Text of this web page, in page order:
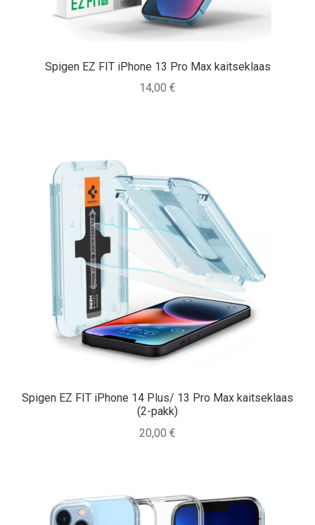
Spigen EZ FIT iPhone 13 Pro Max kaitseklaas
14,00 €
Spigen EZ FIT iPhone 14 Plus/ 13 Pro Max kaitseklaas
(2-pakk)
20,00 €